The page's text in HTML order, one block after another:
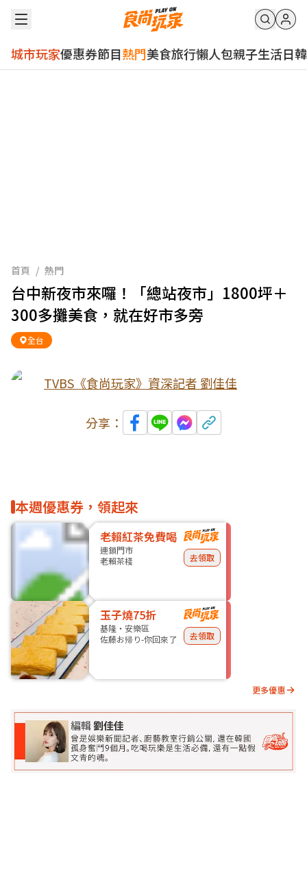
城市玩家優惠券節目熱門美食旅行懶人包親子生活日韓
首頁 / 熱門
台中新夜市來囉！「總站夜市」1800坪＋
300多攤美食，就在好市多旁
全台
TVBS《食尚玩家》資深記者 劉佳佳
分享：
本週優惠券，領起來
老賴紅茶免費喝
連鎖門市
老賴茶棧
去領取
玉子燒75折
基隆・安樂區
佐藤お帰り-你回來了
去領取
更多優惠